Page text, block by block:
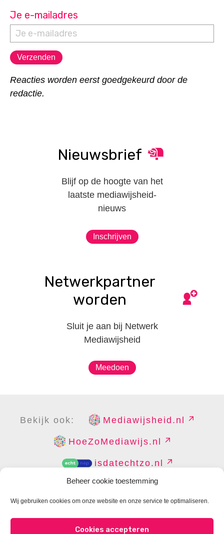
Beheer cookie toestemming
Wij gebruiken cookies om onze website en onze service te optimaliseren.
Cookies accepteren
Je e-mailadres
Reacties worden eerst goedgekeurd door de
redactie.
Nieuwsbrief
Blijf op de hoogte van het
laatste mediawijsheid-
nieuws
Inschrijven
Netwerkpartner
worden
Sluit je aan bij Netwerk
Mediawijsheid
Meedoen
Bekijk ook: Mediawijsheid.nl
HoeZoMediawijs.nl
isdatechtzo.nl
DISCLAIMER PRIVACY